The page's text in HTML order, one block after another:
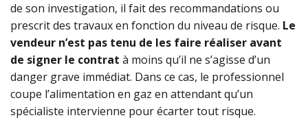
de son investigation, il fait des recommandations ou
prescrit des travaux en fonction du niveau de risque. Le
vendeur n’est pas tenu de les faire réaliser avant
de signer le contrat à moins qu’il ne s’agisse d’un
danger grave immédiat. Dans ce cas, le professionnel
coupe l’alimentation en gaz en attendant qu’un
spécialiste intervienne pour écarter tout risque.